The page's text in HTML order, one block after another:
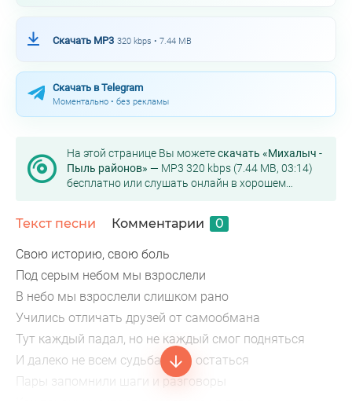
Скачать MP3 320 kbps • 7.44 MB
Скачать в Telegram
Моментально • без рекламы
На этой странице Вы можетескачать «Михалыч -
Пыль районов» — MP3 320 kbps (7.44 MB, 03:14)
бесплатно или слушать онлайн в хорошем
Текст песни Комментарии 0
Свою историю, свою боль
Под серым небом мы взрослели
В небо мы взрослели слишком рано
Учились отличать друзей от самообмана
Тут каждый падал, но не каждый смог подняться
И далеко не всем судьба дала остаться
Пары запомнили шаги и разговоры